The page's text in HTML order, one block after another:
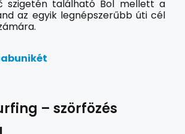
szigetén található Bol mellett a
az egyik legnépszerűbb úti cél
– szörfözés